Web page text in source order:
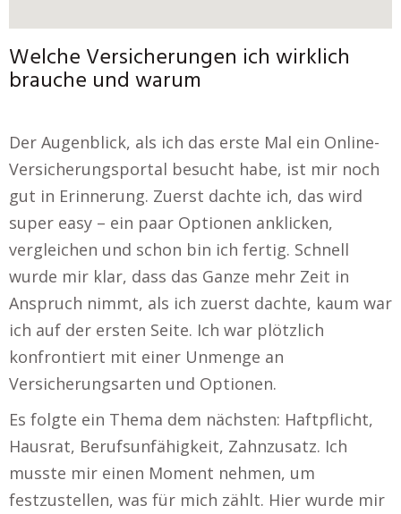
Welche Versicherungen ich wirklich
brauche und warum
Der Augenblick, als ich das erste Mal ein Online-
Versicherungsportal besucht habe, ist mir noch
gut in Erinnerung. Zuerst dachte ich, das wird
super easy – ein paar Optionen anklicken,
vergleichen und schon bin ich fertig. Schnell
wurde mir klar, dass das Ganze mehr Zeit in
Anspruch nimmt, als ich zuerst dachte, kaum war
ich auf der ersten Seite. Ich war plötzlich
konfrontiert mit einer Unmenge an
Versicherungsarten und Optionen.
Es folgte ein Thema dem nächsten: Haftpflicht,
Hausrat, Berufsunfähigkeit, Zahnzusatz. Ich
musste mir einen Moment nehmen, um
festzustellen, was für mich zählt. Hier wurde mir